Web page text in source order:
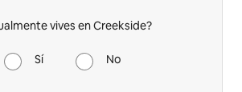
vives en Creekside?
Sí No